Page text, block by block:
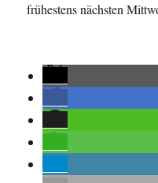
frühestens nächsten